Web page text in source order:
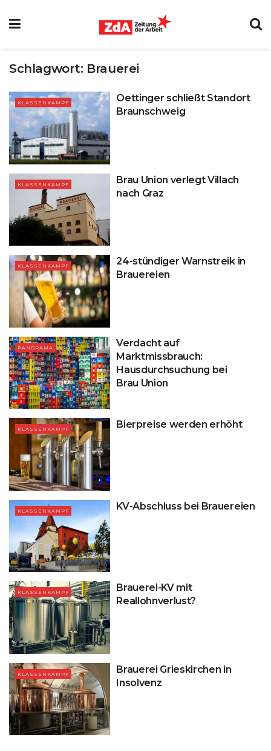
Schlagwort: Brauerei
KLASSENKAMPF
Oettinger schließt Standort
Braunschweig
KLASSENKAMPF
Brau Union verlegt Villach
nach Graz
KLASSENKAMPF
24-stündiger Warnstreik in
Brauereien
PANORAMA
Verdacht auf
Marktmissbrauch:
Hausdurchsuchung bei
Brau Union
KLASSENKAMPF Bierpreise werden erhöht
KLASSENKAMPF KV-Abschluss bei Brauereien
KLASSENKAMPF
Brauerei-KV mit
Reallohnverlust?
KLASSENKAMPF
Brauerei Grieskirchen in
Insolvenz